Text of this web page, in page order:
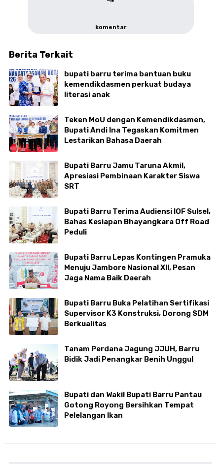
komentar
Berita Terkait
bupati barru terima bantuan buku
kemendikdasmen perkuat budaya
literasi anak
Teken MoU dengan Kemendikdasmen,
Bupati Andi Ina Tegaskan Komitmen
Lestarikan Bahasa Daerah
Bupati Barru Jamu Taruna Akmil,
Apresiasi Pembinaan Karakter Siswa
SRT
Bupati Barru Terima Audiensi IOF Sulsel,
Bahas Kesiapan Bhayangkara Off Road
Peduli
Bupati Barru Lepas Kontingen Pramuka
Menuju Jambore Nasional XII, Pesan
Jaga Nama Baik Daerah
Bupati Barru Buka Pelatihan Sertifikasi
Supervisor K3 Konstruksi, Dorong SDM
Berkualitas
Tanam Perdana Jagung JJUH, Barru
Bidik Jadi Penangkar Benih Unggul
Bupati dan Wakil Bupati Barru Pantau
Gotong Royong Bersihkan Tempat
Pelelangan Ikan